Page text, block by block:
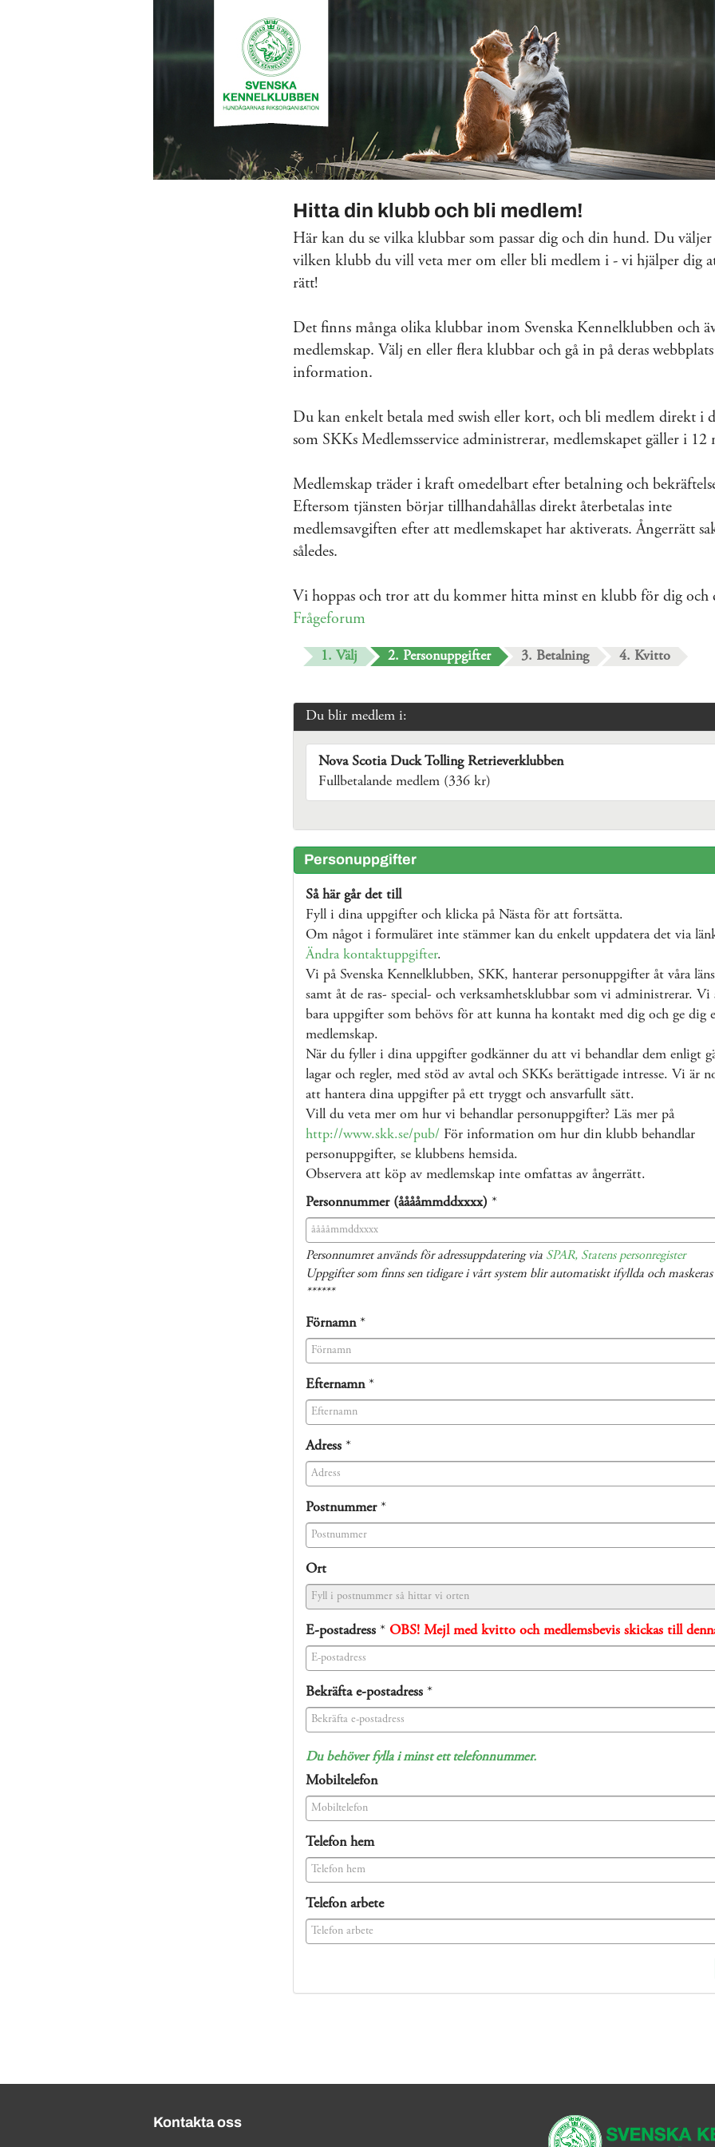
Hitta din klubb och bli medlem!
Här kan du se vilka klubbar som passar dig och din hund. Du väljer
vilken klubb du vill veta mer om eller bli medlem i - vi hjälper dig
rätt!
Det finns många olika klubbar inom Svenska Kennelklubben och
medlemskap. Välj en eller flera klubbar och gå in på deras
information.
Du kan enkelt betala med swish eller kort, och bli medlem direkt i
som SKKs Medlemsservice administrerar, medlemskapet gäller i 12
Medlemskap träder i kraft omedelbart efter betalning och
Eftersom tjänsten börjar tillhandahållas direkt återbetalas inte
medlemsavgiften efter att medlemskapet har aktiverats. Ångerrätt
således.
Vi hoppas och tror att du kommer hitta minst en klubb för dig och
Frågeforum
1. Välj 2. Personuppgifter 3. Betalning
4. Kvitto
Du blir medlem i:
Nova Scotia Duck Tolling Retrieverklubben
Fullbetalande medlem (336 kr)
Personuppgifter
Så här går det till
Fyll i dina uppgifter och klicka på Nästa för att fortsätta.
Om något i formuläret inte stämmer kan du enkelt uppdatera det via
Ändra kontaktuppgifter.
Vi på Svenska Kennelklubben, SKK, hanterar personuppgifter åt våra
samt åt de ras- special- och verksamhetsklubbar som vi administrerar. Vi
bara uppgifter som behövs för att kunna ha kontakt med dig och ge dig
medlemskap.
När du fyller i dina uppgifter godkänner du att vi behandlar dem enligt
lagar och regler, med stöd av avtal och SKKs berättigade intresse. Vi är
att hantera dina uppgifter på ett tryggt och ansvarfullt sätt.
Vill du veta mer om hur vi behandlar personuppgifter? Läs mer på
http://www.skk.se/pub/ För information om hur din klubb behandlar
personuppgifter, se klubbens hemsida.
Observera att köp av medlemskap inte omfattas av ångerrätt.
Personnummer (ååååmmddxxxx) *
(success)
Personnumret används för adressuppdatering via SPAR, Statens personregister
Uppgifter som finns sen tidigare i vårt system blir automatiskt ifyllda och maskeras
******
Förnamn*
Efternamn*
Adress*
Postnummer*
Ort
E-postadress* OBS! Mejl med kvitto och medlemsbevis skickas till
Bekräfta e-postadress*
Du behöver fylla i minst ett telefonnummer.
Mobiltelefon
Telefon hem
Telefon arbete
Kontakta oss